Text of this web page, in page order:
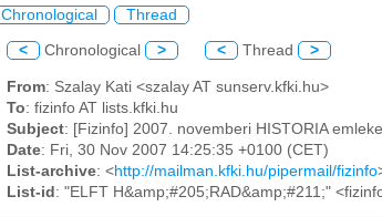
Chronological Thread
< Chronological > < Thread >
From: Szalay Kati <szalay AT sunserv.kfki.hu>
To: fizinfo AT lists.kfki.hu
Subject: [Fizinfo] 2007. novemberi HISTORIA
Date: Fri, 30 Nov 2007 14:25:35 +0100 (CET)
List-archive: <http://mailman.kfki.hu/pipermail/fizinfo
List-id : "ELFT H&amp;#205;RAD&amp;#211;"